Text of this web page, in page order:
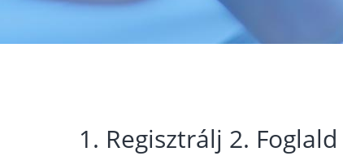
1. Regisztrálj 2.